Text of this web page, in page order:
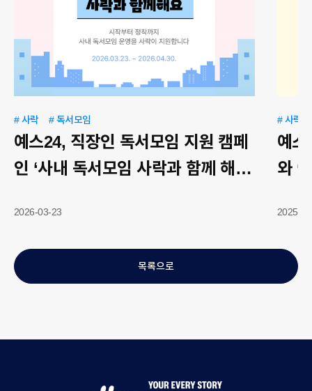
# 사락 # 독서모임
예스24, 직장인 독서모임 지원 캠페
인 ‘사내 독서모임 사락과 함께 해요’
2026-03-23
# 사락
예스
와 ‘
2025-
목록으로